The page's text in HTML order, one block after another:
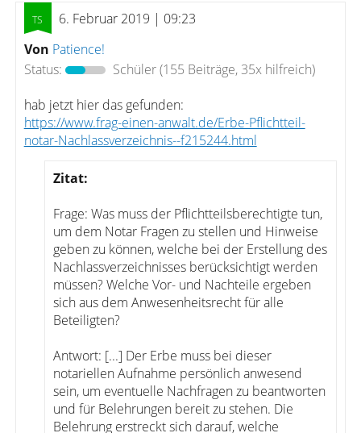
6. Februar 2019 | 09:23
Von Patience!
Status:
Schüler(155 Beiträge, 35x hilfreich)
hab jetzt hier das gefunden:
https://www.frag-einen-anwalt.de/Erbe-Pflichtteil-
notar-Nachlassverzeichnis--f215244.html
Zitat:
Frage: Was muss der Pflichtteilsberechtigte tun,
um dem Notar Fragen zu stellen und Hinweise
geben zu können, welche bei der Erstellung des
Nachlassverzeichnisses berücksichtigt werden
müssen? Welche Vor- und Nachteile ergeben
sich aus dem Anwesenheitsrecht für alle
Beteiligten?
Antwort: [...] Der Erbe muss bei dieser
notariellen Aufnahme persönlich anwesend
sein, um eventuelle Nachfragen zu beantworten
und für Belehrungen bereit zu stehen. Die
Belehrung erstreckt sich darauf, welche